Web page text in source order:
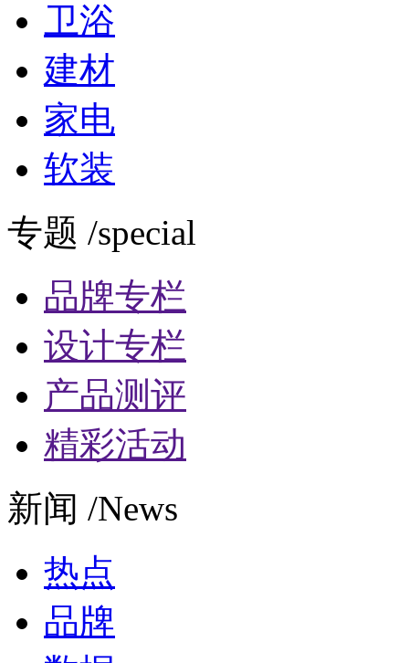
卫浴
建材
家电
软装
专题 /special
品牌专栏
设计专栏
产品测评
精彩活动
新闻 /News
热点
品牌